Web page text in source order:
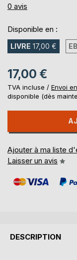
0%
0 avis
Disponible en :
LIVRE 17,00 €
17,00 €
TVA incluse / Envoi
disponible (dès
Ajouter à ma liste
Laisser un avis
DESCRIPTION